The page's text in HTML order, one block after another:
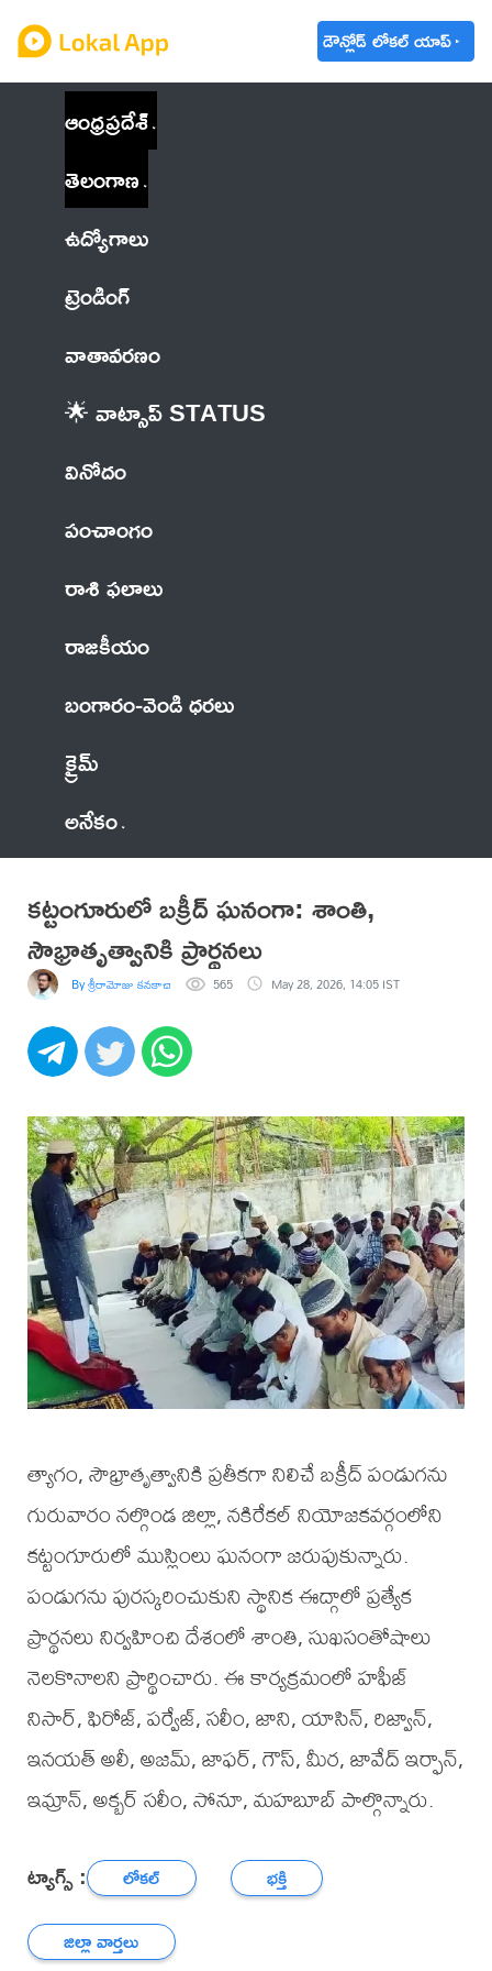
డౌన్లోడ్ లోకల్ యాప్
ఆంధ్రప్రదేశ్
తెలంగాణ
ఉద్యోగాలు
ట్రెండింగ్
వాతావరణం
🌟 వాట్సాప్ STATUS
వినోదం
పంచాంగం
రాశి ఫలాలు
రాజకీయం
బంగారం-వెండి ధరలు
క్రైమ్
అనేకం
కట్టంగూరులో బక్రీద్ ఘనంగా: శాంతి,
సౌభ్రాతృత్వానికి ప్రార్థనలు
By శ్రీరామోజు కనకాచారి 565 May 28, 2026, 14:05 IST
త్యాగం, సౌభ్రాతృత్వానికి ప్రతీకగా నిలిచే బక్రీద్ పండుగను
గురువారం నల్గొండ జిల్లా, నకిరేకల్ నియోజకవర్గంలోని
కట్టంగూరులో ముస్లింలు ఘనంగా జరుపుకున్నారు.
పండుగను పురస్కరించుకుని స్థానిక ఈద్గాలో ప్రత్యేక
ప్రార్థనలు నిర్వహించి దేశంలో శాంతి, సుఖసంతోషాలు
నెలకొనాలని ప్రార్థించారు. ఈ కార్యక్రమంలో హఫీజ్
నిసార్, ఫిరోజ్, పర్వేజ్, సలీం, జాని, యాసిన్, రిజ్వాన్,
ఇనయత్ అలీ, అజమ్, జాఫర్, గౌస్, మీర, జావేద్ ఇర్ఫాన్,
ఇమ్రాన్, అక్బర్ సలీం, సోనూ, మహబూబ్ పాల్గొన్నారు.
ట్యాగ్స్ : లోకల్
భక్తి
జిల్లా వార్తలు